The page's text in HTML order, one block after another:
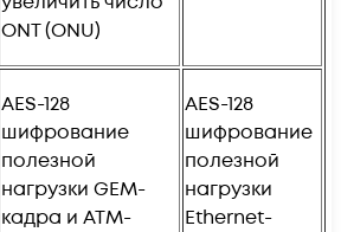
ONT (ONU)
AES-128
шифрование
полезной
нагрузки GEM-
кадра и ATM-
AES-128
шифрование
полезной
нагрузки
Ethernet-